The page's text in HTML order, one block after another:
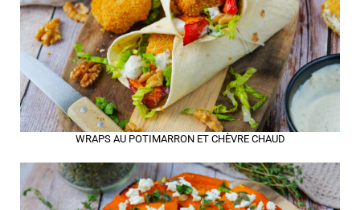
WRAPS AU POTIMARRON ET CHÈVRE CHAUD